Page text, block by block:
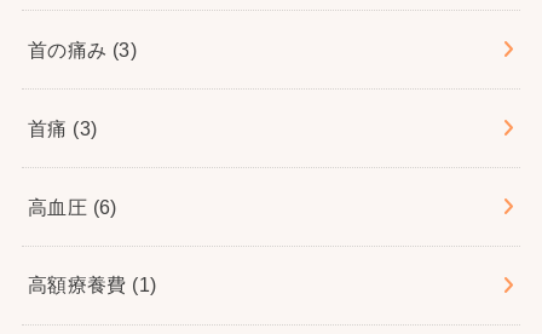
首の痛み (3)
首痛 (3)
高血圧 (6)
高額療養費 (1)